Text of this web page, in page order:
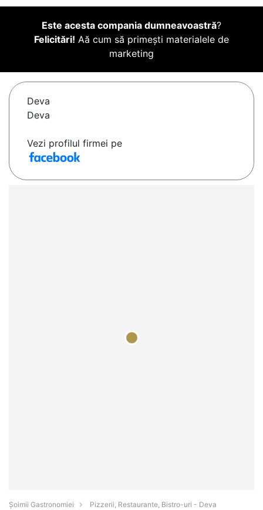
Este acesta compania dumneavoastră?
Felicitări! Aă cum să primești materialele de
marketing
Deva
Deva
Vezi profilul firmei pe
Șoimii Gastronomiei
Pizzerii, Restaurante, Bistro-uri - Deva